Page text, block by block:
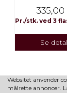
335,00
Pr./stk. ved 3
Se
Websitet anvender
målrette annoncer.